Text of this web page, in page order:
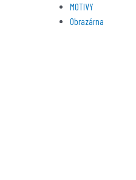
MOTIVY
Obrazárna